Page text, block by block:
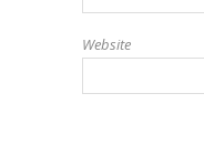
Website